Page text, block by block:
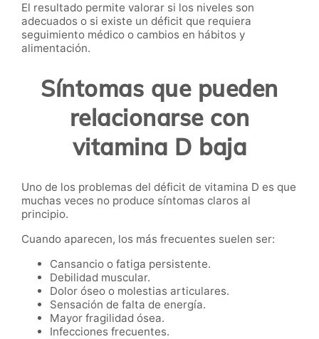
El resultado permite valorar si los niveles son
adecuados o si existe un déficit que requiera
seguimiento médico o cambios en hábitos y
alimentación.
Síntomas que pueden
relacionarse con
vitamina D baja
Uno de los problemas del déficit de vitamina D es que
muchas veces no produce síntomas claros al
principio.
Cuando aparecen, los más frecuentes suelen ser:
Cansancio o fatiga persistente.
Debilidad muscular.
Dolor óseo o molestias articulares.
Sensación de falta de energía.
Mayor fragilidad ósea.
Infecciones frecuentes.